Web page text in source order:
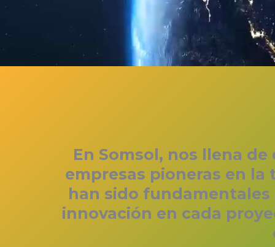
En Somsol, nos llena
empresas pioneras en
han sido
innovación en cada